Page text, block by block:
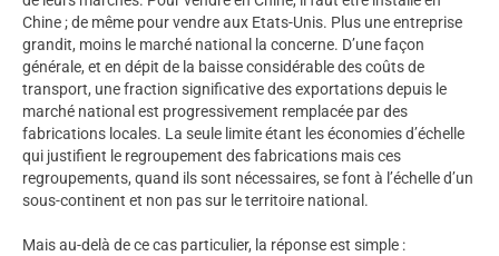
Chine ; de même pour vendre aux Etats-Unis. Plus une entreprise
grandit, moins le marché national la concerne. D’une façon
générale, et en dépit de la baisse considérable des coûts de
transport, une fraction significative des exportations depuis le
marché national est progressivement remplacée par des
fabrications locales. La seule limite étant les économies d’échelle
qui justifient le regroupement des fabrications mais ces
regroupements, quand ils sont nécessaires, se font à l’échelle d’un
sous-continent et non pas sur le territoire national.
Mais au-delà de ce cas particulier, la réponse est simple :